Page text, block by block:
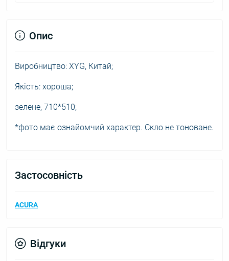
Опис
Виробництво: XYG, Китай;
Якість: хороша;
зелене, 710*510;
*фото має ознайомчий характер. Скло не тоноване.
Застосовність
ACURA
Відгуки